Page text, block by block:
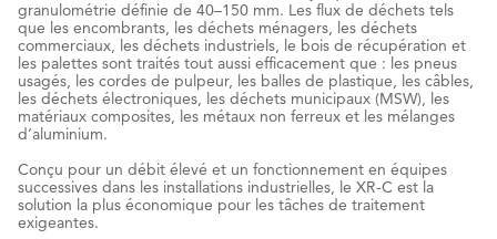
granulométrie définie de 40–150 mm. Les flux de déchets tels
que les encombrants, les déchets ménagers, les déchets
commerciaux, les déchets industriels, le bois de récupération et
les palettes sont traités tout aussi efficacement que : les pneus
usagés, les cordes de pulpeur, les balles de plastique, les câbles,
les déchets électroniques, les déchets municipaux (MSW), les
matériaux composites, les métaux non ferreux et les mélanges
d’aluminium.
Conçu pour un débit élevé et un fonctionnement en équipes
successives dans les installations industrielles, le XR-C est la
solution la plus économique pour les tâches de traitement
exigeantes.